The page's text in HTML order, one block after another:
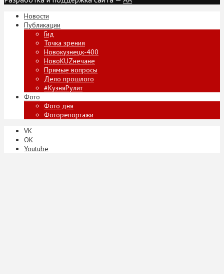
Новости
Публикации
Гид
Точка зрения
Новокузнецк-400
НовоKUZнечане
Прямые вопросы
Дело прошлого
#КузняРулит
Фото
Фото дня
Фоторепортажи
VK
ОК
Youtube